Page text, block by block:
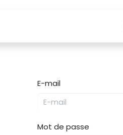
E-mail
Mot de passe